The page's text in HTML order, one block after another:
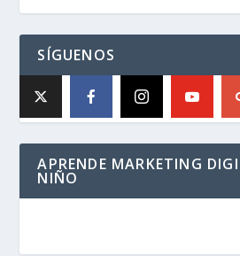
SÍGUENOS
APRENDE MARKETING
NIÑO